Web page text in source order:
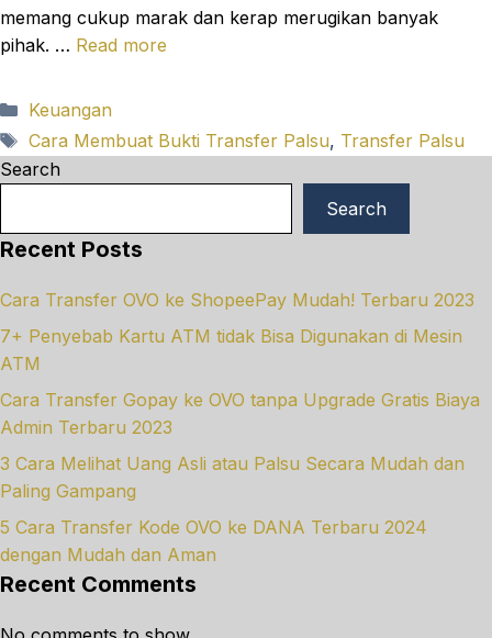
memang cukup marak dan kerap merugikan banyak
pihak. … Read more
Categories
Keuangan
Tags
Cara Membuat Bukti Transfer Palsu, Transfer Palsu
Search
Search
Recent Posts
Cara Transfer OVO ke ShopeePay Mudah! Terbaru 2023
7+ Penyebab Kartu ATM tidak Bisa Digunakan di Mesin
ATM
Cara Transfer Gopay ke OVO tanpa Upgrade Gratis Biaya
Admin Terbaru 2023
3 Cara Melihat Uang Asli atau Palsu Secara Mudah dan
Paling Gampang
5 Cara Transfer Kode OVO ke DANA Terbaru 2024
dengan Mudah dan Aman
Recent Comments